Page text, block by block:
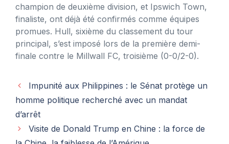
champion de deuxième division, et Ipswich Town,
finaliste, ont déjà été confirmés comme équipes
promues. Hull, sixième du classement du tour
principal, s’est imposé lors de la première demi-
finale contre le Millwall FC, troisième (0-0/2-0).
Impunité aux Philippines : le Sénat protège un
homme politique recherché avec un mandat
d’arrêt
Visite de Donald Trump en Chine : la force de